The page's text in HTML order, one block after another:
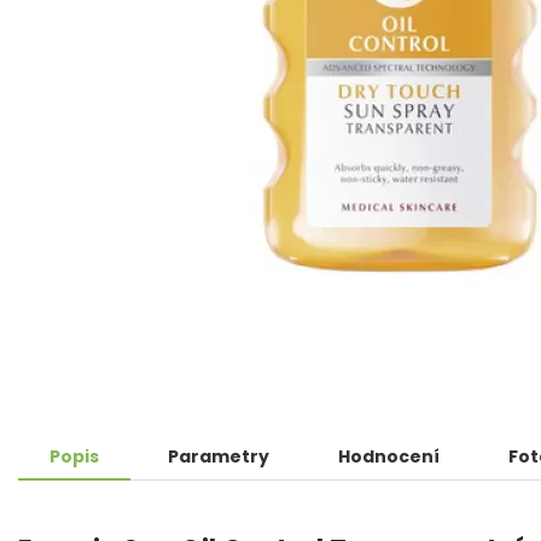
Popis Parametry Hodnocení